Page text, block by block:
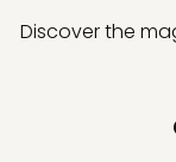
Discover the